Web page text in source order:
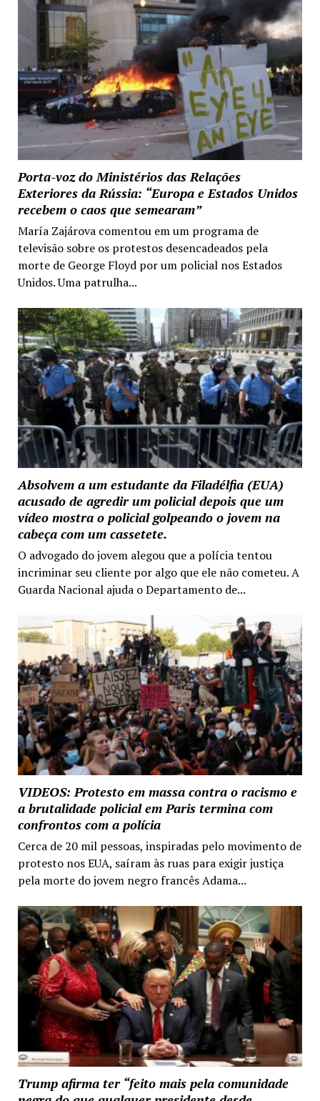
Porta-voz do Ministérios das Relações
Exteriores da Rússia: “Europa e Estados Unidos
recebem o caos que semearam”
María Zajárova comentou em um programa de
televisão sobre os protestos desencadeados pela
morte de George Floyd por um policial nos Estados
Unidos. Uma patrulha...
Absolvem a um estudante da Filadélfia (EUA)
acusado de agredir um policial depois que um
vídeo mostra o policial golpeando o jovem na
cabeça com um cassetete.
O advogado do jovem alegou que a polícia tentou
incriminar seu cliente por algo que ele não cometeu. A
Guarda Nacional ajuda o Departamento de...
VIDEOS: Protesto em massa contra o racismo e
a brutalidade policial em Paris termina com
confrontos com a polícia
Cerca de 20 mil pessoas, inspiradas pelo movimento de
protesto nos EUA, saíram às ruas para exigir justiça
pela morte do jovem negro francês Adama...
Trump afirma ter “feito mais pela comunidade